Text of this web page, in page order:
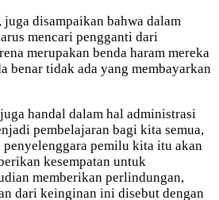
disampaikan bahwa dalam
mencari pengganti dari
merupakan benda haram mereka
benar tidak ada yang membayarkan
handal dalam hal administrasi
pembelajaran bagi kita semua,
penyelenggara pemilu kita itu akan
kesempatan untuk
memberikan perlindungan,
dari keinginan ini disebut dengan